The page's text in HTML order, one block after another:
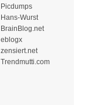
Picdumps
Hans-Wurst
BrainBlog.net
eblogx
zensiert.net
Trendmutti.com